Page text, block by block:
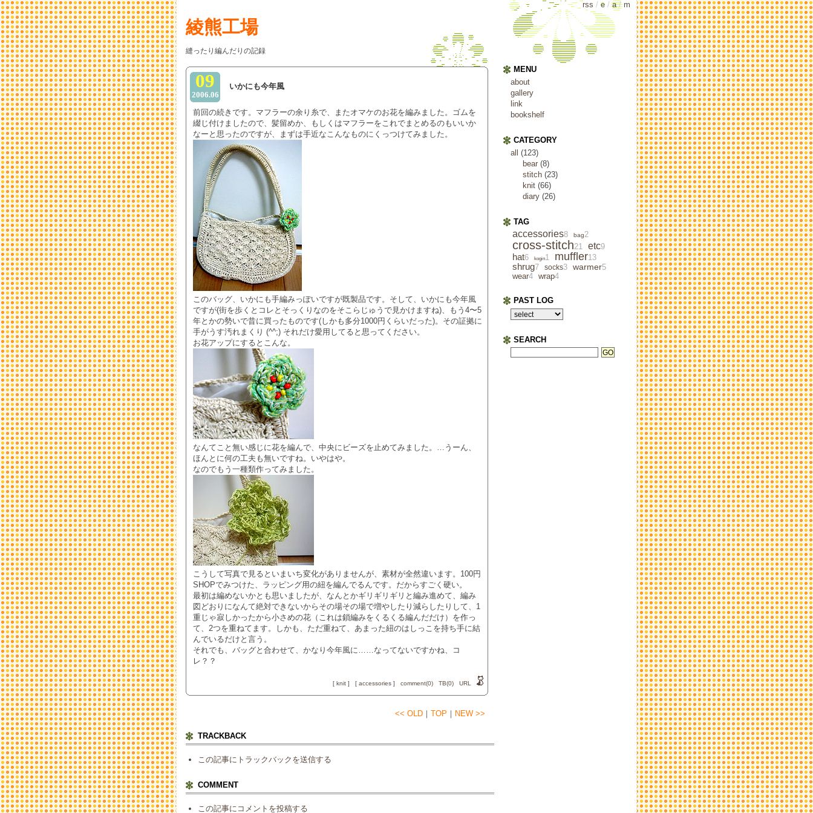
rss /e /a/ m
綾熊工場
縫ったり編んだりの記録
09
2006.06
いかにも今年風
前回の続きです。マフラーの余り糸で、またオマケのお花を編みました。ゴムを
綴じ付けましたので、髪留めか、もしくはマフラーをこれでまとめるのもいいか
なーと思ったのですが、まずは手近なこんなものにくっつけてみました。
このバッグ、いかにも手編みっぽいですが既製品です。そして、いかにも今年風
ですが(街を歩くとコレとそっくりなのをそこらじゅうで見かけますね)、もう4〜5
年とかの勢いで昔に買ったものです(しかも多分1000円くらいだった)。その証拠に
手がうす汚れまくり (^^;) それだけ愛用してると思ってください。
お花アップにするとこんな。
なんてこと無い感じに花を編んで、中央にビーズを止めてみました。…うーん、
ほんとに何の工夫も無いですね。いやはや。
なのでもう一種類作ってみました。
こうして写真で見るといまいち変化がありませんが、素材が全然違います。100円
SHOPでみつけた、ラッピング用の紐を編んでるんです。だからすごく硬い。
最初は編めないかとも思いましたが、なんとかギリギリギリと編み進めて、編み
図どおりになんて絶対できないからその場その場で増やしたり減らしたりして、1
重じゃ寂しかったから小さめの花（これは鎖編みをくるくる編んだだけ）を作っ
て、2つを重ねてます。しかも、ただ重ねて、あまった紐のはしっこを持ち手に結
んでいるだけと言う。
それでも、バッグと合わせて、かなり今年風に……なってないですかね、コ
レ？？
[ knit ] [ accessories ] comment(0) TB(0) URL
<< OLD ｜ TOP ｜ NEW >>
TRACKBACK
この記事にトラックバックを送信する
COMMENT
この記事にコメントを投稿する
MENU
about
gallery
link
bookshelf
CATEGORY
all (123)
bear (8)
stitch (23)
knit (66)
diary (26)
TAG
accessories8 bag2
cross‐stitch21 etc9
hat6 kogin1 muffler13
shrug7 socks3 warmer5
wear4 wrap4
PAST LOG
SEARCH